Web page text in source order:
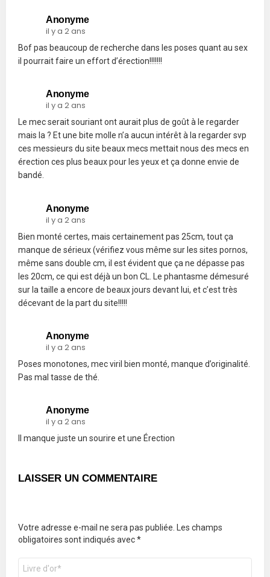
Anonyme
il y a 2 ans
Bof pas beaucoup de recherche dans les poses quant au sex
il pourrait faire un effort d’érection!!!!!!!
Anonyme
il y a 2 ans
Le mec serait souriant ont aurait plus de goût à le regarder
mais la ? Et une bite molle n’a aucun intérêt à la regarder svp
ces messieurs du site beaux mecs mettait nous des mecs en
érection ces plus beaux pour les yeux et ça donne envie de
bandé.
Anonyme
il y a 2 ans
Bien monté certes, mais certainement pas 25cm, tout ça
manque de sérieux (vérifiez vous même sur les sites pornos,
même sans double cm, il est évident que ça ne dépasse pas
les 20cm, ce qui est déjà un bon CL. Le phantasme démesuré
sur la taille a encore de beaux jours devant lui, et c’est très
décevant de la part du site!!!!!
Anonyme
il y a 2 ans
Poses monotones, mec viril bien monté, manque d’originalité.
Pas mal tasse de thé.
Anonyme
il y a 2 ans
Il manque juste un sourire et une Érection
LAISSER UN COMMENTAIRE
Votre adresse e-mail ne sera pas publiée.
Les champs
obligatoires sont indiqués avec*
Commentaire